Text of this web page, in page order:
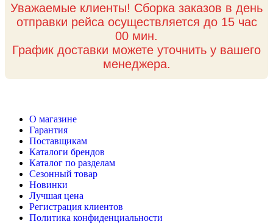
Уважаемые клиенты! Сборка заказов в день
отправки рейса осуществляется до 15 час
00 мин.
График доставки можете уточнить у вашего
менеджера.
О магазине
Гарантия
Поставщикам
Каталоги брендов
Каталог по разделам
Сезонный товар
Новинки
Лучшая цена
Регистрация клиентов
Политика конфиденциальности